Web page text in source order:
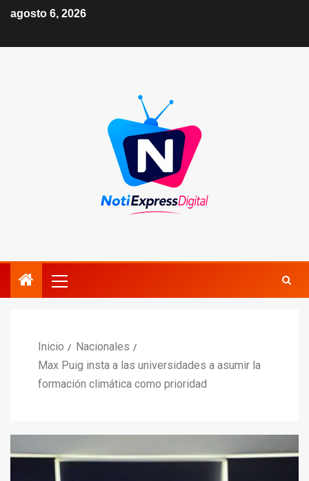
agosto 6, 2026
Inicio
Nacionales
Max Puig insta a las universidades a asumir la
formación climática como prioridad